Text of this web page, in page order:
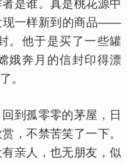
是谁。真是桃花源中
现一样新到的商品——
。他于是买了一些罐
娥奔月的信封印得漂
。
回到孤零零的茅屋，日
，不禁苦笑了一下。
人，也无朋友，似